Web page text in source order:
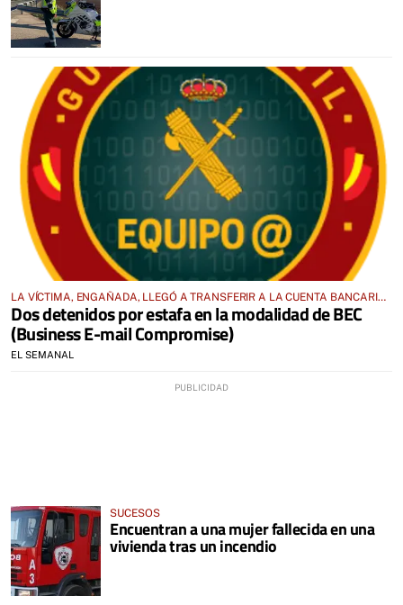
LA VÍCTIMA, ENGAÑADA, LLEGÓ A TRANSFERIR A LA CUENTA BANCARIA
DE UNO DE LOS DETENIDOS 31.997 EUROS
Dos detenidos por estafa en la modalidad de BEC
(Business E-mail Compromise)
EL SEMANAL
SUCESOS
Encuentran a una mujer fallecida en una
vivienda tras un incendio